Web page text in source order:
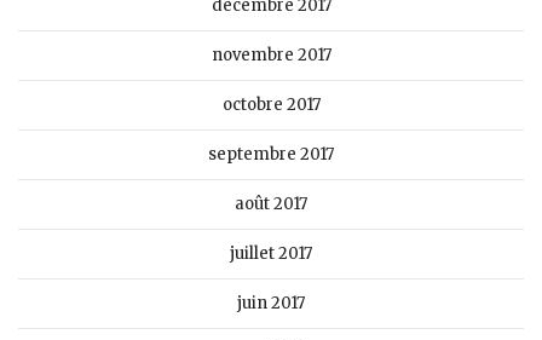
décembre 2017
novembre 2017
octobre 2017
septembre 2017
août 2017
juillet 2017
juin 2017